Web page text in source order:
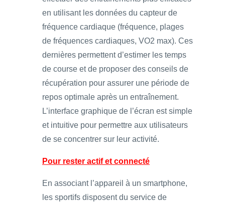
en utilisant les données du capteur de
fréquence cardiaque (fréquence, plages
de fréquences cardiaques, VO2 max). Ces
dernières permettent d’estimer les temps
de course et de proposer des conseils de
récupération pour assurer une période de
repos optimale après un entraînement.
L’interface graphique de l’écran est simple
et intuitive pour permettre aux utilisateurs
de se concentrer sur leur activité.
Pour rester actif et connecté
En associant l’appareil à un smartphone,
les sportifs disposent du service de